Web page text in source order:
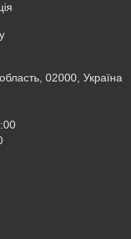
02000, Україна